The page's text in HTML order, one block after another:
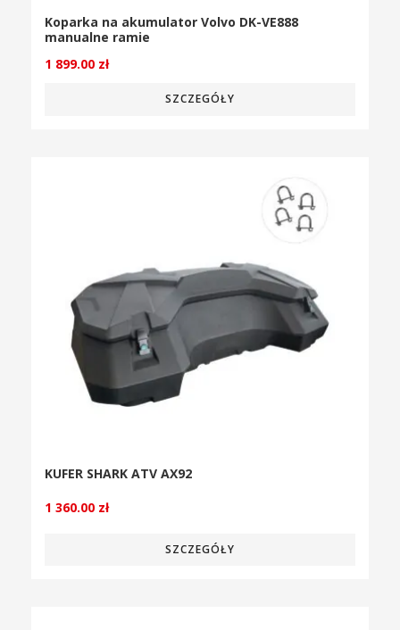
Koparka na akumulator Volvo DK-VE888
manualne ramie
1 899.00 zł
SZCZEGÓŁY
KUFER SHARK ATV AX92
1 360.00 zł
SZCZEGÓŁY